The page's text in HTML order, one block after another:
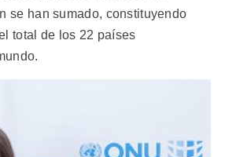
se han sumado, constituyendo
total de los 22 países